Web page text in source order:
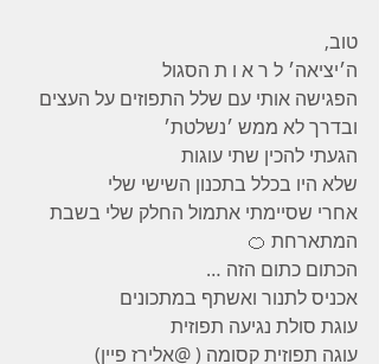
טוב,
ה׳יציאה׳ ל ר א ו ת הסגול
הפגישה אותי עם שלל התפוזים על העצים
ובדרך לא ממש ׳נשלטת׳
הגעתי להכין שתי עוגות
שלא היו בכלל בתכנון השישי שלי
אחרי שסיימתי אתמול החלק שלי בשבת
המתארחת 🍊
הכתום כתום הזה …
אכניס לתנור ואשתף במתכונים
עוגת סולת נגיעה תפוזית
עוגה תפוזית קסומה ( @⁨אלירז פיין⁩)